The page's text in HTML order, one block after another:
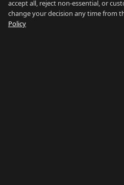
À propos
Contact
accept all, reject non-essential, or
change your decision any time from
Policy